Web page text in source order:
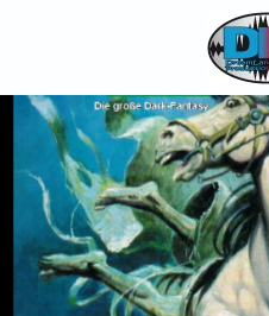
Skip to main content